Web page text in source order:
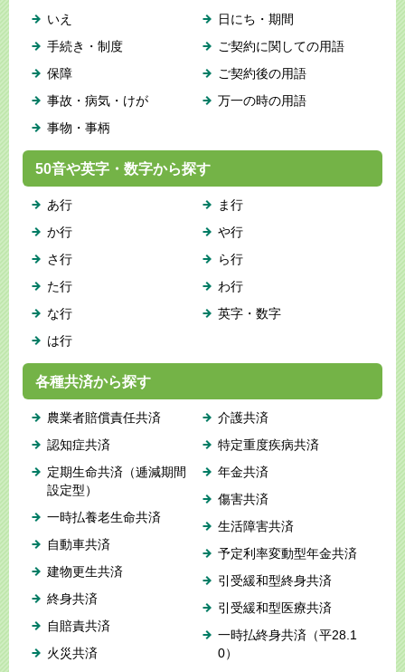
いえ
手続き・制度
保障
事故・病気・けが
事物・事柄
日にち・期間
ご契約に関しての用語
ご契約後の用語
万一の時の用語
50音や英字・数字から探す
あ行
か行
さ行
た行
な行
は行
ま行
や行
ら行
わ行
英字・数字
各種共済から探す
農業者賠償責任共済
認知症共済
定期生命共済（逓減期間
設定型）
一時払養老生命共済
自動車共済
建物更生共済
終身共済
自賠責共済
火災共済
介護共済
特定重度疾病共済
年金共済
傷害共済
生活障害共済
予定利率変動型年金共済
引受緩和型終身共済
引受緩和型医療共済
一時払終身共済（平28.1
0）